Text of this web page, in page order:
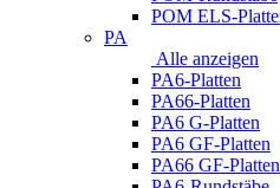
POM ELS-
PA
Alle anzeigen
PA6-Platten
PA66-Platten
PA6 G-Platten
PA6 GF-Platten
PA66 GF-Platten